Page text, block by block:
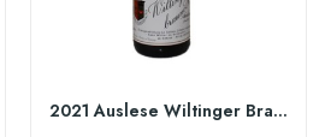
2021 Auslese Wiltinger Braune Kupp 75cl - Egon...